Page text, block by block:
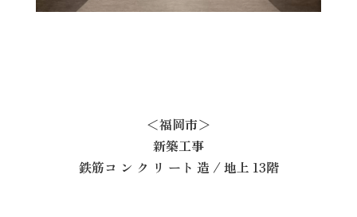
＜福岡市＞
新築工事
鉄筋コ ン ク リ ート 造 / 地上 13階